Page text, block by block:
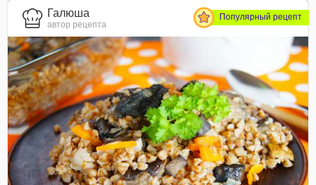
Галюша
автор рецепта
Популярный рецепт